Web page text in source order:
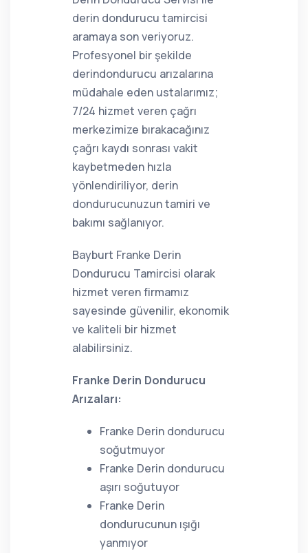
derin dondurucu tamircisi
aramaya son veriyoruz.
Profesyonel bir şekilde
derindondurucu arızalarına
müdahale eden ustalarımız;
7/24 hizmet veren çağrı
merkezimize bırakacağınız
çağrı kaydı sonrası vakit
kaybetmeden hızla
yönlendiriliyor, derin
dondurucunuzun tamiri ve
bakımı sağlanıyor.
Bayburt Franke Derin
Dondurucu Tamircisi olarak
hizmet veren firmamız
sayesinde güvenilir, ekonomik
ve kaliteli bir hizmet
alabilirsiniz.
Franke Derin Dondurucu
Arızaları:
Franke Derin dondurucu
soğutmuyor
Franke Derin dondurucu
aşırı soğutuyor
Franke Derin
dondurucunun ışığı
yanmıyor